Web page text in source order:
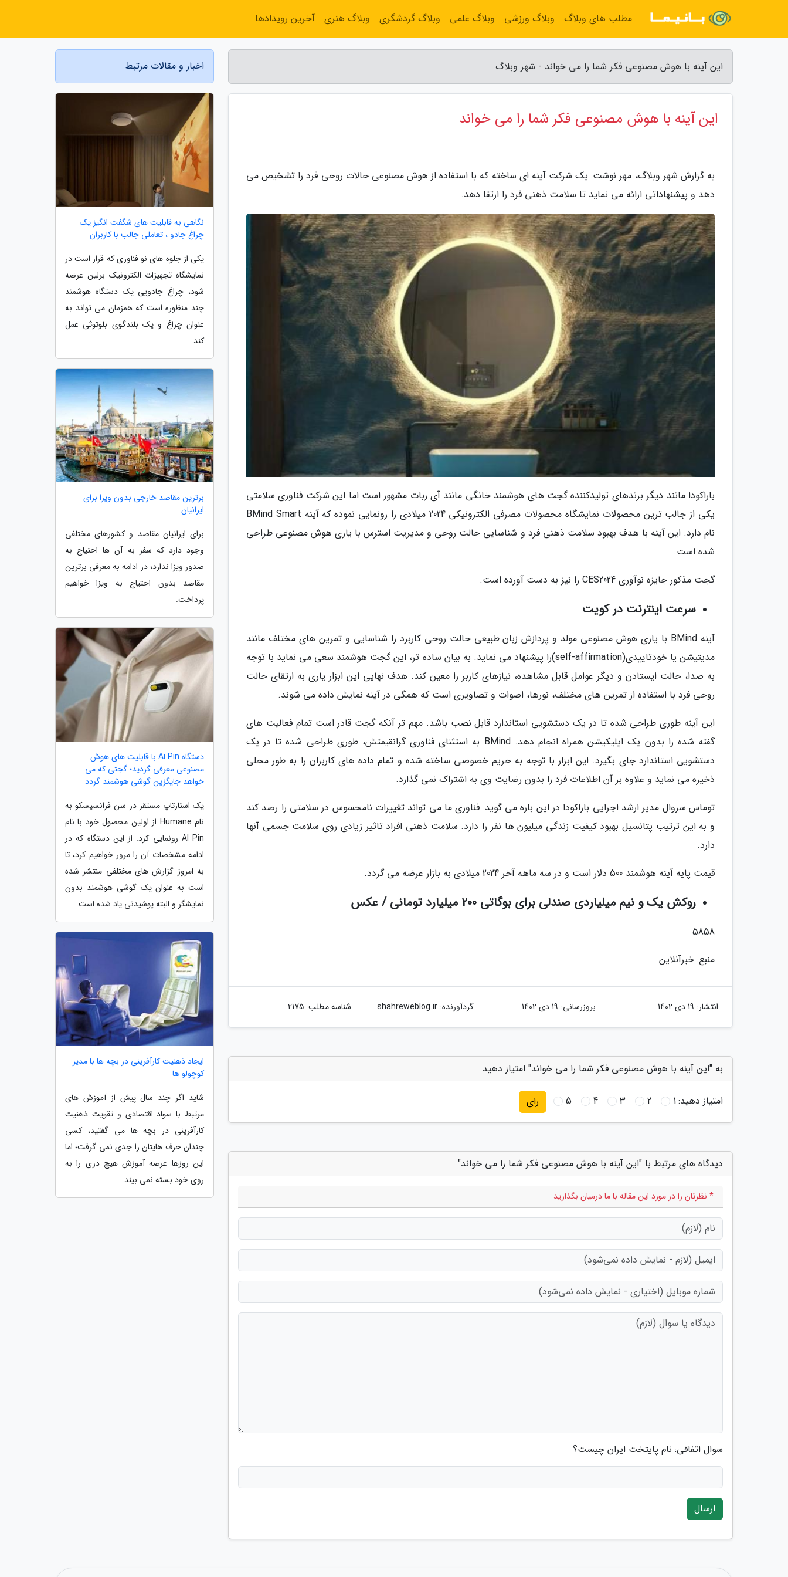
این آینه با هوش مصنوعی فکر شما را می خواند - شهر وبلاگ
این آینه با هوش مصنوعی فکر شما را می خواند
به گزارش شهر وبلاگ، مهر نوشت: یک شرکت آینه ای ساخته که با استفاده از هوش مصنوعی حالات روحی فرد را تشخیص می
دهد و پیشنهاداتی ارائه می نماید تا سلامت ذهنی فرد را ارتقا دهد.
باراکودا مانند دیگر برندهای تولیدکننده گجت های هوشمند خانگی مانند آی ربات مشهور است اما این شرکت فناوری سلامتی
یکی از جالب ترین محصولات نمایشگاه محصولات مصرفی الکترونیکی 2024 میلادی را رونمایی نموده که آینه BMind Smart
نام دارد. این آینه با هدف بهبود سلامت ذهنی فرد و شناسایی حالت روحی و مدیریت استرس با یاری هوش مصنوعی طراحی
شده است.
گجت مذکور جایزه نوآوری CES2024 را نیز به دست آورده است.
سرعت اینترنت در کویت
آینه BMind با یاری هوش مصنوعی مولد و پردازش زبان طبیعی حالت روحی کاربرد را شناسایی و تمرین های مختلف مانند
مدیتیشن یا خودتاییدی(self-affirmation)را پیشنهاد می نماید. به بیان ساده تر، این گجت هوشمند سعی می نماید با توجه
به صدا، حالت ایستادن و دیگر عوامل قابل مشاهده، نیازهای کاربر را معین کند. هدف نهایی این ابزار یاری به ارتقای حالت
روحی فرد با استفاده از تمرین های مختلف، نورها، اصوات و تصاویری است که همگی در آینه نمایش داده می شوند.
این آینه طوری طراحی شده تا در یک دستشویی استاندارد قابل نصب باشد. مهم تر آنکه گجت قادر است تمام فعالیت های
گفته شده را بدون یک اپلیکیشن همراه انجام دهد. BMind به استثنای فناوری گرانقیمتش، طوری طراحی شده تا در یک
دستشویی استاندارد جای بگیرد. این ابزار با توجه به حریم خصوصی ساخته شده و تمام داده های کاربران را به طور محلی
ذخیره می نماید و علاوه بر آن اطلاعات فرد را بدون رضایت وی به اشتراک نمی گذارد.
توماس سروال مدیر ارشد اجرایی باراکودا در این باره می گوید: فناوری ما می تواند تغییرات نامحسوس در سلامتی را رصد کند
و به این ترتیب پتانسیل بهبود کیفیت زندگی میلیون ها نفر را دارد. سلامت ذهنی افراد تاثیر زیادی روی سلامت جسمی آنها
دارد.
قیمت پایه آینه هوشمند 500 دلار است و در سه ماهه آخر 2024 میلادی به بازار عرضه می گردد.
روکش یک و نیم میلیاردی صندلی برای بوگاتی 200 میلیارد تومانی / عکس
5858
منبع: خبرآنلاین
انتشار: 19 دی 1402 بروزرسانی: 19 دی 1402 گردآورنده:shahreweblog.ir شناسه مطلب: 2175
به "این آینه با هوش مصنوعی فکر شما را می خواند" امتیاز دهید
امتیاز دهید:1
2
3
4
5 رای
دیدگاه های مرتبط با "این آینه با هوش مصنوعی فکر شما را می خواند"
* نظرتان را در مورد این مقاله با ما درمیان بگذارید
سوال اتفاقی: نام پایتخت ایران چیست؟
ارسال
اخبار و مقالات مرتبط
نگاهی به قابلیت های شگفت انگیز یک
چراغ جادو ، تعاملی جالب با کاربران
یکی از جلوه های نو فناوری که قرار است در
نمایشگاه تجهیزات الکترونیک برلین عرضه
شود، چراغ جادویی یک دستگاه هوشمند
چند منظوره است که همزمان می تواند به
عنوان چراغ و یک بلندگوی بلوتوثی عمل
کند.
برترین مقاصد خارجی بدون ویزا برای
ایرانیان
برای ایرانیان مقاصد و کشورهای مختلفی
وجود دارد که سفر به آن ها احتیاج به
صدور ویزا ندارد؛ در ادامه به معرفی برترین
مقاصد بدون احتیاج به ویزا خواهیم
پرداخت.
دستگاه Ai Pin با قابلیت های هوش
مصنوعی معرفی گردید؛ گجتی که می
خواهد جایگزین گوشی هوشمند گردد
یک استارتاپ مستقر در سن فرانسیسکو به
نام Humane از اولین محصول خود با نام
AI Pin رونمایی کرد. از این دستگاه که در
ادامه مشخصات آن را مرور خواهیم کرد، تا
به امروز گزارش های مختلفی منتشر شده
است به عنوان یک گوشی هوشمند بدون
نمایشگر و البته پوشیدنی یاد شده است.
ایجاد ذهنیت کارآفرینی در بچه ها با مدیر
کوچولو ها
شاید اگر چند سال پیش از آموزش های
مرتبط با سواد اقتصادی و تقویت ذهنیت
کارآفرینی در بچه ها می گفتید، کسی
چندان حرف هایتان را جدی نمی گرفت؛ اما
این روزها عرصه آموزش هیچ دری را به
روی خود بسته نمی بیند.
مطلب های وبلاگ وبلاگ ورزشی وبلاگ علمی وبلاگ گردشگری وبلاگ هنری آخرین رویدادها